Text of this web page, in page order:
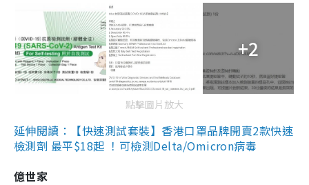
+2
點擊圖片放大
延伸閱讀：【快速測試套裝】香港口罩品牌開賣2款快速
檢測劑 最平$18起 ！可檢測Delta/Omicron病毒
億世家